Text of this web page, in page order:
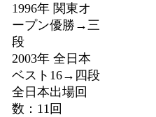
1996年 関東オ
ープン優勝→三
段
2003年 全日本
ベスト16→四段
全日本出場回
数：11回